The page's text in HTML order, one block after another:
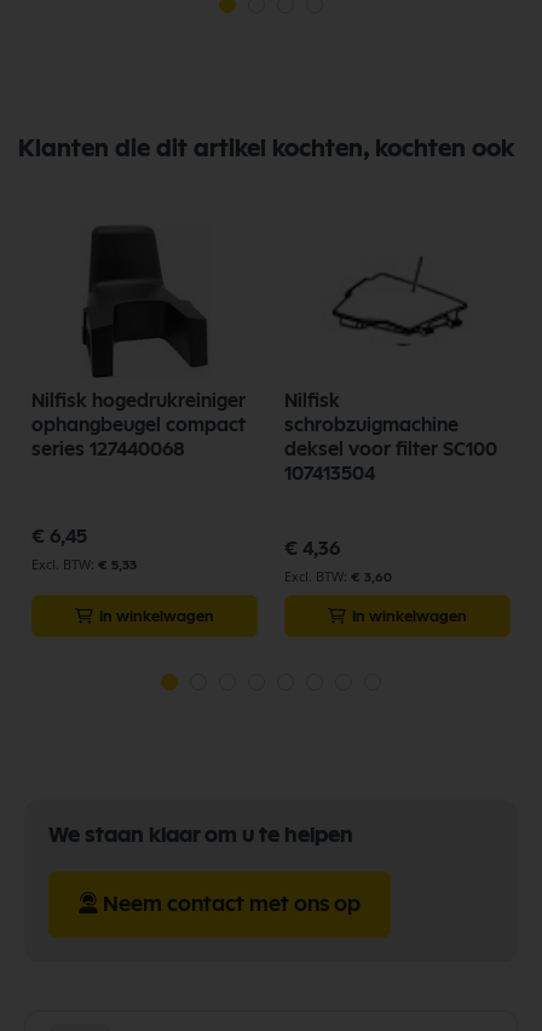
Klanten die dit artikel kochten, kochten ook
Nilfisk hogedrukreiniger
ophangbeugel compact
series 127440068
€ 6,45
€ 5,33
In winkelwagen
Nilfisk
schrobzuigmachine
deksel voor filter SC100
107413504
€ 4,36
€ 3,60
In winkelwagen
We staan klaar om u te helpen
Neem contact met ons op